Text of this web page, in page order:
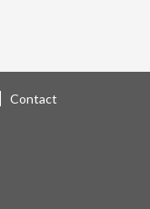
Contact